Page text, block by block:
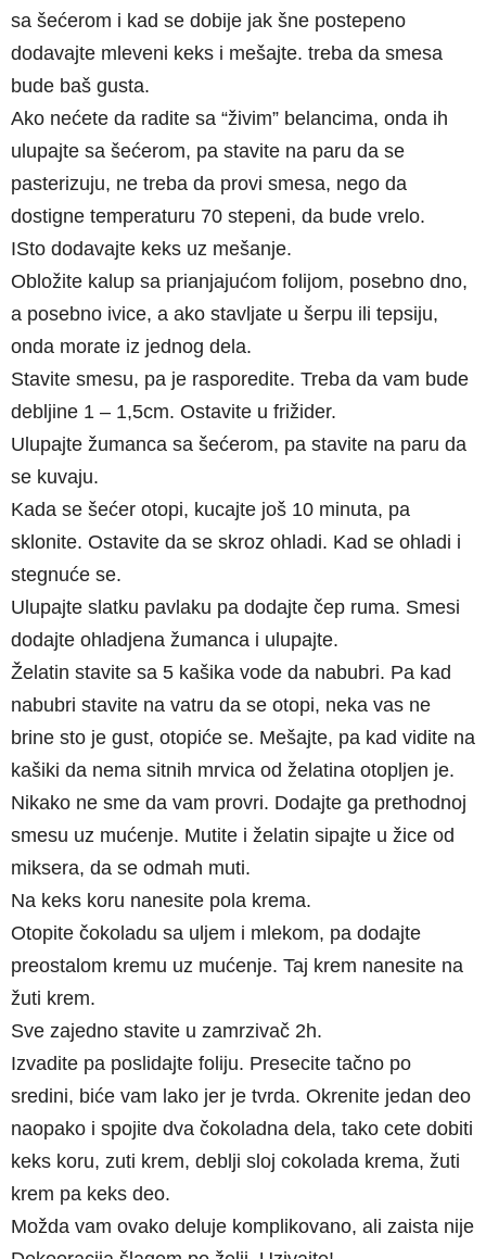
sa šećerom i kad se dobije jak šne postepeno
dodavajte mleveni keks i mešajte. treba da smesa
bude baš gusta.
Ako nećete da radite sa “živim” belancima, onda ih
ulupajte sa šećerom, pa stavite na paru da se
pasterizuju, ne treba da provi smesa, nego da
dostigne temperaturu 70 stepeni, da bude vrelo.
ISto dodavajte keks uz mešanje.
Obložite kalup sa prianjajućom folijom, posebno dno,
a posebno ivice, a ako stavljate u šerpu ili tepsiju,
onda morate iz jednog dela.
Stavite smesu, pa je rasporedite. Treba da vam bude
debljine 1 – 1,5cm. Ostavite u frižider.
Ulupajte žumanca sa šećerom, pa stavite na paru da
se kuvaju.
Kada se šećer otopi, kucajte još 10 minuta, pa
sklonite. Ostavite da se skroz ohladi. Kad se ohladi i
stegnuće se.
Ulupajte slatku pavlaku pa dodajte čep ruma. Smesi
dodajte ohladjena žumanca i ulupajte.
Želatin stavite sa 5 kašika vode da nabubri. Pa kad
nabubri stavite na vatru da se otopi, neka vas ne
brine sto je gust, otopiće se. Mešajte, pa kad vidite na
kašiki da nema sitnih mrvica od želatina otopljen je.
Nikako ne sme da vam provri. Dodajte ga prethodnoj
smesu uz mućenje. Mutite i želatin sipajte u žice od
miksera, da se odmah muti.
Na keks koru nanesite pola krema.
Otopite čokoladu sa uljem i mlekom, pa dodajte
preostalom kremu uz mućenje. Taj krem nanesite na
žuti krem.
Sve zajedno stavite u zamrzivač 2h.
Izvadite pa poslidajte foliju. Presecite tačno po
sredini, biće vam lako jer je tvrda. Okrenite jedan deo
naopako i spojite dva čokoladna dela, tako cete dobiti
keks koru, zuti krem, deblji sloj cokolada krema, žuti
krem pa keks deo.
Možda vam ovako deluje komplikovano, ali zaista nije